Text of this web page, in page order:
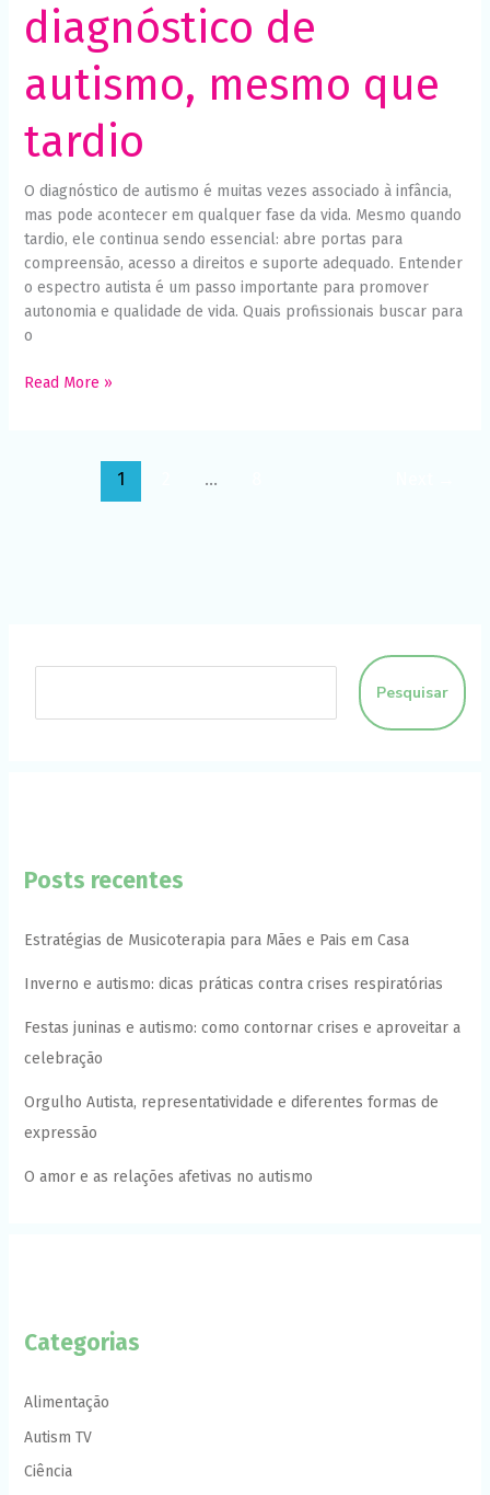
diagnóstico de
autismo, mesmo que
tardio
O diagnóstico de autismo é muitas vezes associado à infância,
mas pode acontecer em qualquer fase da vida. Mesmo quando
tardio, ele continua sendo essencial: abre portas para
compreensão, acesso a direitos e suporte adequado. Entender
o espectro autista é um passo importante para promover
autonomia e qualidade de vida. Quais profissionais buscar para
o
Read More »
1 …
Pesquisar
Posts recentes
Estratégias de Musicoterapia para Mães e Pais em Casa
Inverno e autismo: dicas práticas contra crises respiratórias
Festas juninas e autismo: como contornar crises e aproveitar a
celebração
Orgulho Autista, representatividade e diferentes formas de
expressão
O amor e as relações afetivas no autismo
Categorias
Alimentação
Autism TV
Ciência